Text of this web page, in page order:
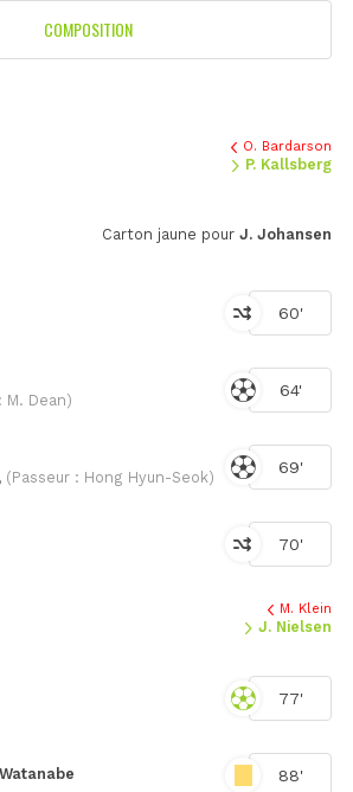
COMPOSITION
O. Bardarson
P. Kallsberg
Carton jaune pour J. Johansen
60'
64'
M. Dean)
69'
(Passeur : Hong Hyun-Seok)
70'
M. Klein
J. Nielsen
77'
88'